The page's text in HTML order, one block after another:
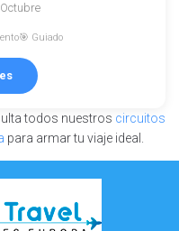
🎯 Guiado
todos nuestros circuitos
para armar tu viaje ideal.